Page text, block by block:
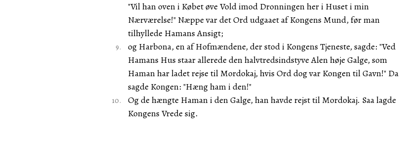
"Vil han oven i Købet øve Vold imod Dronningen her i Huset i min
Nærværelse!" Næppe var det Ord udgaaet af Kongens Mund, før man
tilhyllede Hamans Ansigt;
og Harbona, en af Hofmændene, der stod i Kongens Tjeneste, sagde: "Ved
Hamans Hus staar allerede den halvtredsindstyve Alen høje Galge, som
Haman har ladet rejse til Mordokaj, hvis Ord dog var Kongen til Gavn!" Da
sagde Kongen: "Hæng ham i den!"
Og de hængte Haman i den Galge, han havde rejst til Mordokaj. Saa lagde
Kongens Vrede sig.